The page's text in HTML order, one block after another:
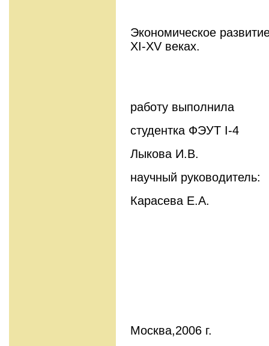
Экономическое
XI-XV веках.
работу выполнила
студентка ФЭУТ I-4
Лыкова И.В.
научный руководитель:
Карасева Е.А.
Москва,2006 г.